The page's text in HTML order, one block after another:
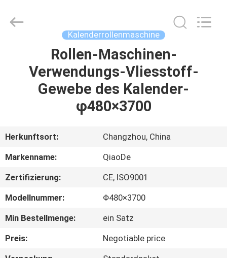
PRODUKTE
UNS
AUSFLUG
QUALITÄTSKONTROLLE
TRETEN
Kalenderrollenmaschine
Rollen-Maschinen-
Verwendungs-Vliesstoff-
Gewebe des Kalender-
φ480×3700
Herkunftsort:
Changzhou, China
Markenname:
QiaoDe
Zertifizierung:
CE, ISO9001
Modellnummer:
Φ480×3700
Min Bestellmenge:
ein Satz
Preis:
Negotiable price